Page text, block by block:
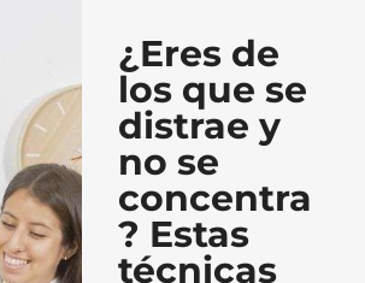
¿Eres de
los que se
distrae y
no se
concentra
? Estas
técnicas